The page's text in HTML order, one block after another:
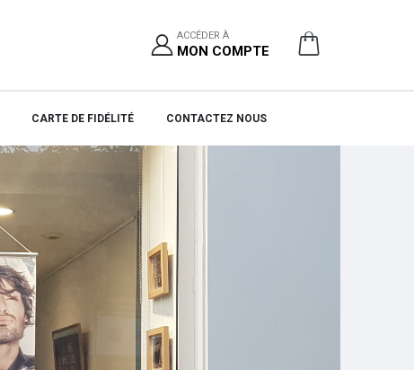
ACCÉDER À
MON COMPTE
CARTE DE FIDÉLITÉ CONTACTEZ NOUS